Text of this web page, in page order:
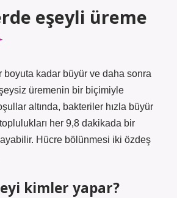
eşeyli üreme
boyuta kadar büyür ve daha sonra
üremenin bir biçimiyle
altında, bakteriler hızla büyür
her 9,8 dakikada bir
Hücre bölünmesi iki özdeş
kimler yapar?